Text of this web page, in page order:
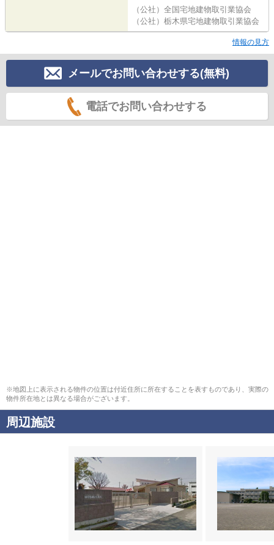
（公社）全国宅地建物取引業協会
（公社）栃木県宅地建物取引業協会
情報の見方
メールでお問い合わせする(無料)
電話でお問い合わせする
※地図上に表示される物件の位置は付近住所に所在することを表すものであり、実際の
物件所在地とは異なる場合がございます。
周辺施設